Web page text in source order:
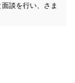
談を行い、さま